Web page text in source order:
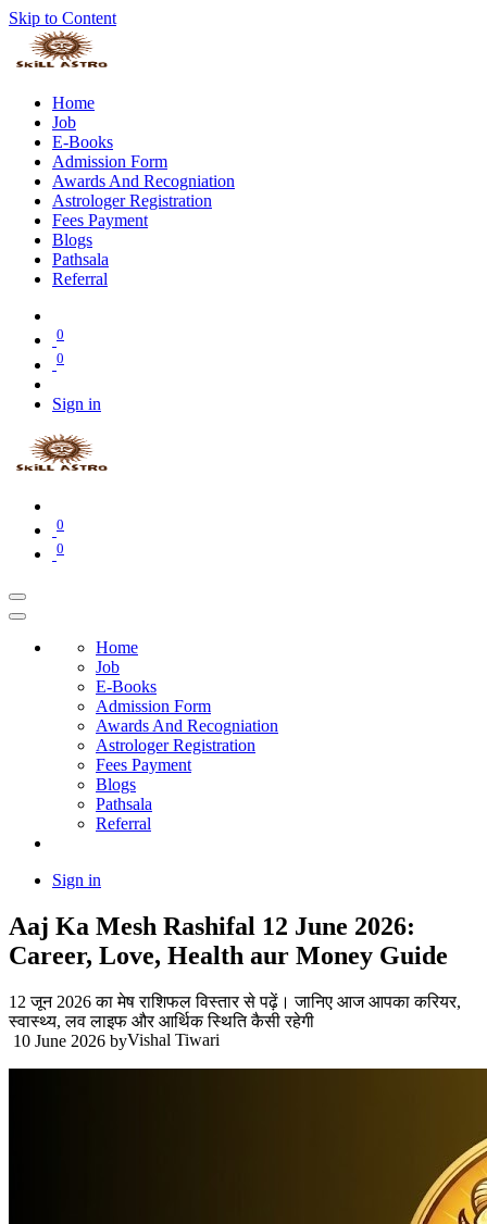
Skip to Content
Home
Job
E-Books
Admission Form
Awards And Recogniation
Astrologer Registration
Fees Payment
Blogs
Pathsala
Referral
0
0
Sign in
0
0
Home
Job
E-Books
Admission Form
Awards And Recogniation
Astrologer Registration
Fees Payment
Blogs
Pathsala
Referral
Sign in
Aaj Ka Mesh Rashifal 12 June 2026:
Career, Love, Health aur Money Guide
12 जून 2026 का मेष राशिफल विस्तार से पढ़ें। जानिए आज आपका करियर,
स्वास्थ्य, लव लाइफ और आर्थिक स्थिति कैसी रहेगी
10 June 2026 byVishal Tiwari